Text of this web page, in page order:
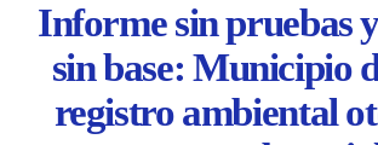
Informe sin pruebas
sin base: Municipio
registro ambiental